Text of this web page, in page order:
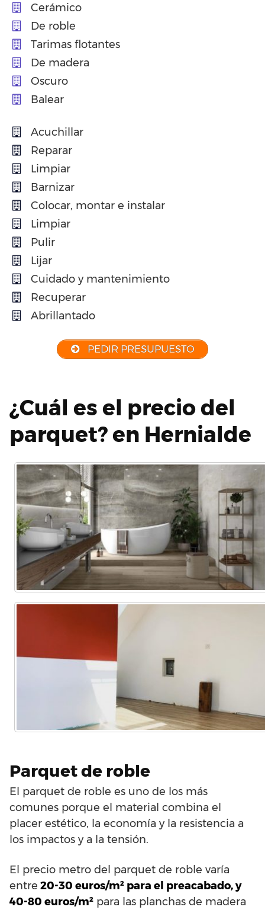
Cerámico
De roble
Tarimas flotantes
De madera
Oscuro
Balear
Acuchillar
Reparar
Limpiar
Barnizar
Colocar, montar e instalar
Limpiar
Pulir
Lijar
Cuidado y mantenimiento
Recuperar
Abrillantado
PEDIR PRESUPUESTO
¿Cuál es el precio del
parquet? en Hernialde
Parquet de roble
El parquet de roble es uno de los más
comunes porque el material combina el
placer estético, la economía y la resistencia a
los impactos y a la tensión.
El precio metro del parquet de roble varía
entre 20-30 euros/m² para el preacabado, y
40-80 euros/m² para las planchas de madera